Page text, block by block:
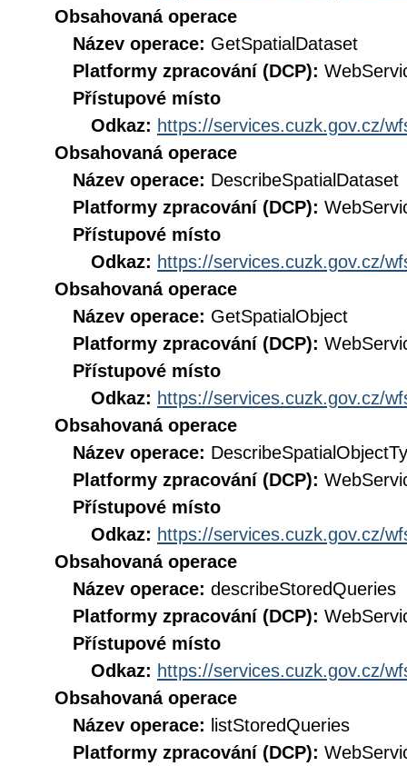
Obsahovaná operace
Název operace: GetSpatialDataset
Platformy zpracování (DCP):
Přístupové místo
Odkaz: https://services.cuzk.gov.cz/
Obsahovaná operace
Název operace: DescribeSpatialDataset
Platformy zpracování (DCP):
Přístupové místo
Odkaz: https://services.cuzk.gov.cz/
Obsahovaná operace
Název operace: GetSpatialObject
Platformy zpracování (DCP):
Přístupové místo
Odkaz: https://services.cuzk.gov.cz/
Obsahovaná operace
Název operace:
Platformy zpracování (DCP):
Přístupové místo
Odkaz: https://services.cuzk.gov.cz/
Obsahovaná operace
Název operace: describeStoredQueries
Platformy zpracování (DCP):
Přístupové místo
Odkaz: https://services.cuzk.gov.cz/
Obsahovaná operace
Název operace: listStoredQueries
Platformy zpracování (DCP):